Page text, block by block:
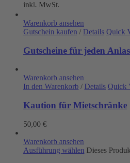
inkl. MwSt.
Warenkorb ansehen
Gutschein kaufen / Details Quick
Gutscheine für jeden
Warenkorb ansehen
In den Warenkorb / Details Quick
Kaution für Mietschränke
50,00 €
Warenkorb ansehen
Ausführung wählen Dieses